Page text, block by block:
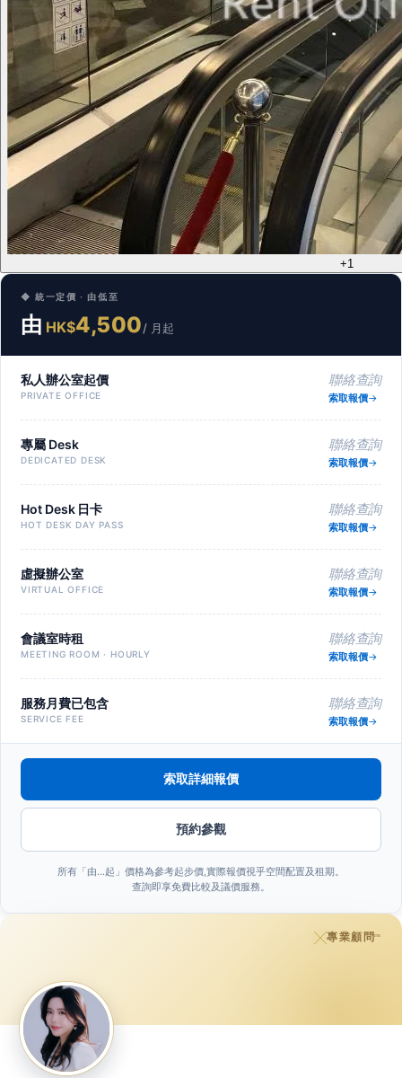
+1
◆ 統一定價 · 由低至
由 HK$4,500/ 月起
私人辦公室起價
PRIVATE OFFICE
聯絡查詢
索取報價
專屬 Desk
DEDICATED DESK
聯絡查詢
索取報價
Hot Desk 日卡
HOT DESK DAY PASS
聯絡查詢
索取報價
虛擬辦公室
VIRTUAL OFFICE
聯絡查詢
索取報價
會議室時租
MEETING ROOM · HOURLY
聯絡查詢
索取報價
服務月費已包含
SERVICE FEE
聯絡查詢
索取報價
索取詳細報價
預約參觀
所有「由…起」價格為參考起步價,實際報價視乎空間配置及租期。
查詢即享免費比較及議價服務。
專業顧問™